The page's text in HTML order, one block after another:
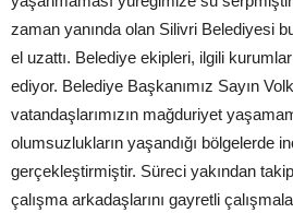
zaman yanında olan Silivri Belediyesi
el uzattı. Belediye ekipleri, ilgili
ediyor. Belediye Başkanımız Sayın
vatandaşlarımızın mağduriyet
olumsuzlukların yaşandığı bölgelerde
gerçekleştirmiştir. Süreci yakından
çalışma arkadaşlarını gayretli